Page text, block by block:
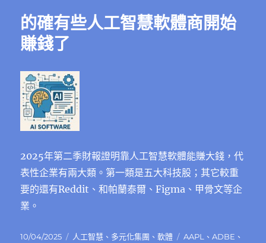
的確有些人工智慧軟體商開始
賺錢了
2025年第二季財報證明靠人工智慧軟體能賺大錢，代
表性企業有兩大類。第一類是五大科技股；其它較重
要的還有Reddit、和帕蘭泰爾、Figma、甲骨文等企
業。
發
10/04/2025
分
人工智慧 、 多元化集團 、軟體
標
AAPL 、ADBE 、